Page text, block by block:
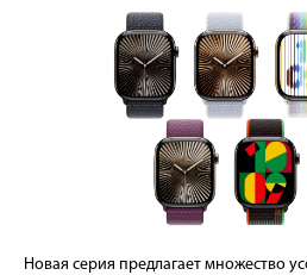
Новая серия предлагает множество